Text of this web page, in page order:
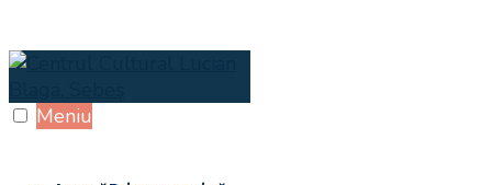
Skip
content
Meniu